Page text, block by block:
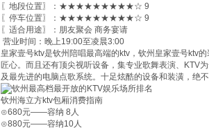
〖地段位置〗：★★★★★★★★★☆ 9
〖停车位置〗：★★★★★★★★★☆ 9
〖适合用途〗：朋友聚会 商务宴请
营业时间：晚上19:00至凌晨3:00
皇家壹号ktv是钦州陪唱最高端的ktv，钦州皇家壹号ktv
匠心。而且还有顶尖视听设备，集专业歌舞表演、KTV
及最先进的电脑点歌系统。十足炫酷的设备和装潢，绝不
钦州海立方ktv包厢消费指南
⊙680元——容纳 8人
⊙880元——容纳10人